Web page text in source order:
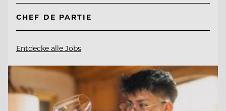
CHEF DE PARTIE
Entdecke alle Jobs